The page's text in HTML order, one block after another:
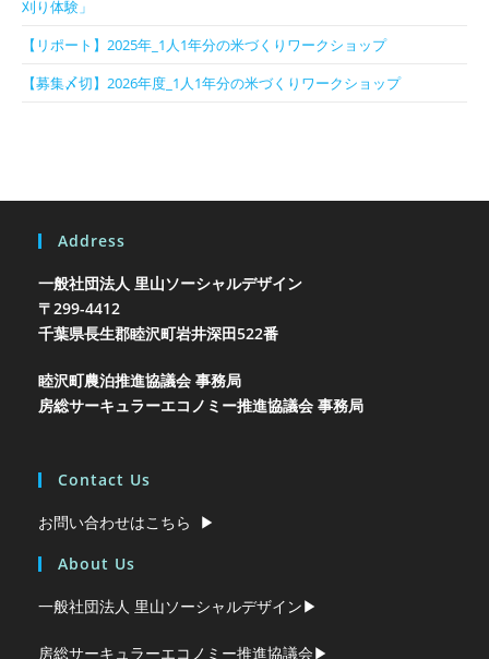
刈り体験」
【リポート】2025年_1人1年分の米づくりワークショップ
【募集〆切】2026年度_1人1年分の米づくりワークショップ
Address
一般社団法人 里山ソーシャルデザイン
〒299-4412
千葉県長生郡睦沢町岩井深田522番
睦沢町農泊推進協議会 事務局
房総サーキュラーエコノミー推進協議会 事務局
Contact Us
お問い合わせはこちら ▶︎
About Us
一般社団法人 里山ソーシャルデザイン▶︎
房総サーキュラーエコノミー推進協議会▶︎